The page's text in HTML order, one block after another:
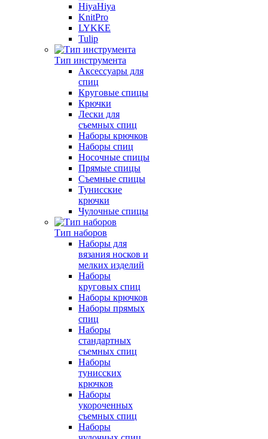
HiyaHiya
KnitPro
LYKKE
Tulip
Тип инструмента
Аксессуары для
спиц
Круговые спицы
Крючки
Лески для
съемных спиц
Наборы крючков
Наборы спиц
Носочные спицы
Прямые спицы
Съемные спицы
Тунисские
крючки
Чулочные спицы
Тип наборов
Наборы для
вязания носков и
мелких изделий
Наборы
круговых спиц
Наборы крючков
Наборы прямых
спиц
Наборы
стандартных
съемных спиц
Наборы
тунисских
крючков
Наборы
укороченных
съемных спиц
Наборы